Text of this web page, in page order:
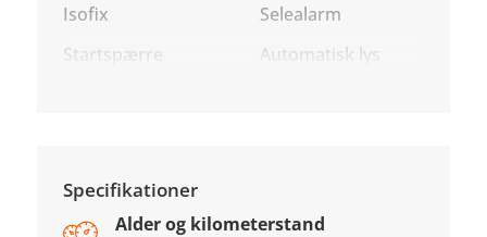
Isofix
Selealarm
Startspærre
Automatisk lys
Specifikationer
Alder og kilometerstand